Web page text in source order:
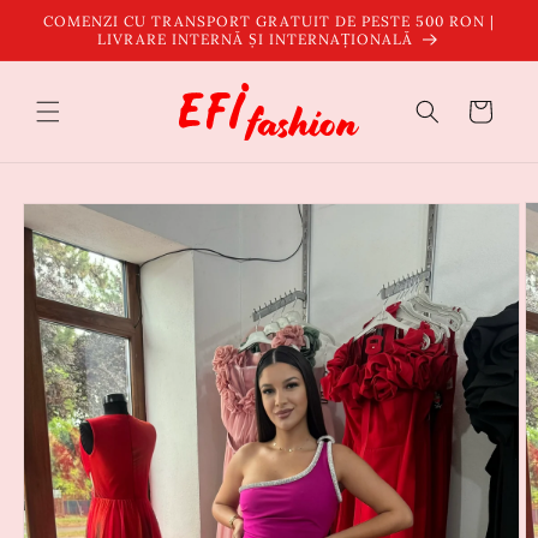
Salt la
conținut
COMENZI CU TRANSPORT GRATUIT DE PESTE 500 RON |
LIVRARE INTERNĂ ȘI INTERNAȚIONALĂ
Coș
informațiile
despre
produs